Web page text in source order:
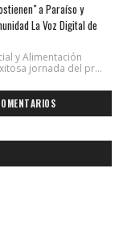
a Paraíso y
La Voz Digital de
y Alimentación
jornada del pr...